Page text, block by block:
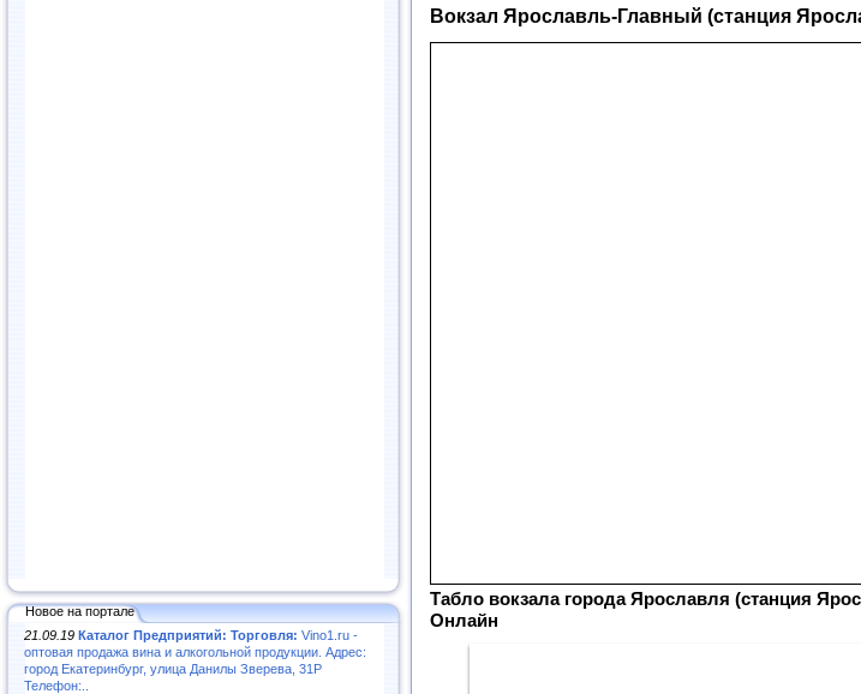
Новое на портале
21.09.19 Каталог Предприятий: Торговля: Vino1.ru -
оптовая продажа вина и алкогольной продукции. Адрес:
город Екатеринбург, улица Данилы Зверева, 31Р
Телефон:..
Вокзал Ярославль-Главный (станция
Табло вокзала города Ярославля (станция
Онлайн